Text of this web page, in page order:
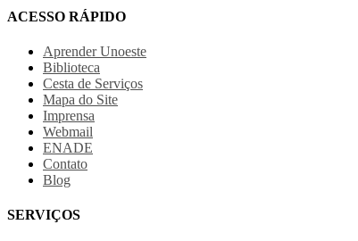
ACESSO RÁPIDO
Aprender Unoeste
Biblioteca
Cesta de Serviços
Mapa do Site
Imprensa
Webmail
ENADE
Contato
Blog
SERVIÇOS